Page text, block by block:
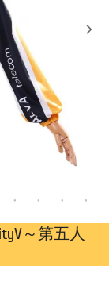
～第五人